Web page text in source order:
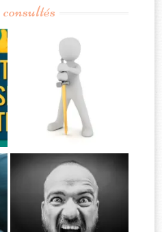
consultés